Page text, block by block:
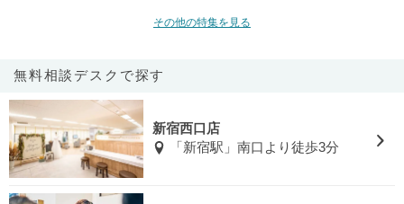
その他の特集を見る
無料相談デスクで探す
新宿西口店
「新宿駅」南口より徒歩3分